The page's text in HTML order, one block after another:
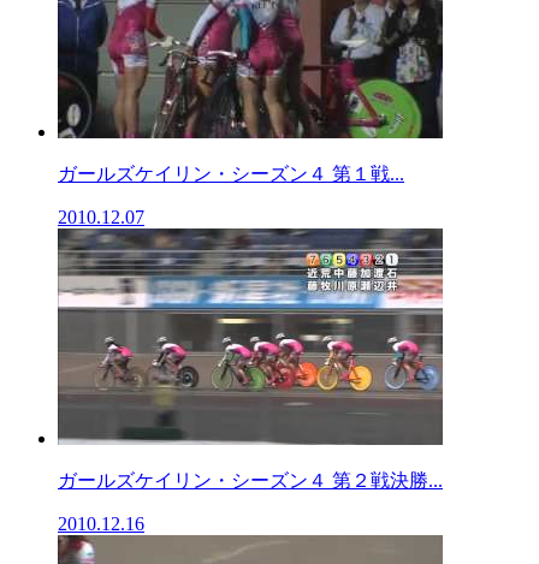
ガールズケイリン・シーズン４ 第１戦...
2010.12.07
ガールズケイリン・シーズン４ 第２戦決勝...
2010.12.16